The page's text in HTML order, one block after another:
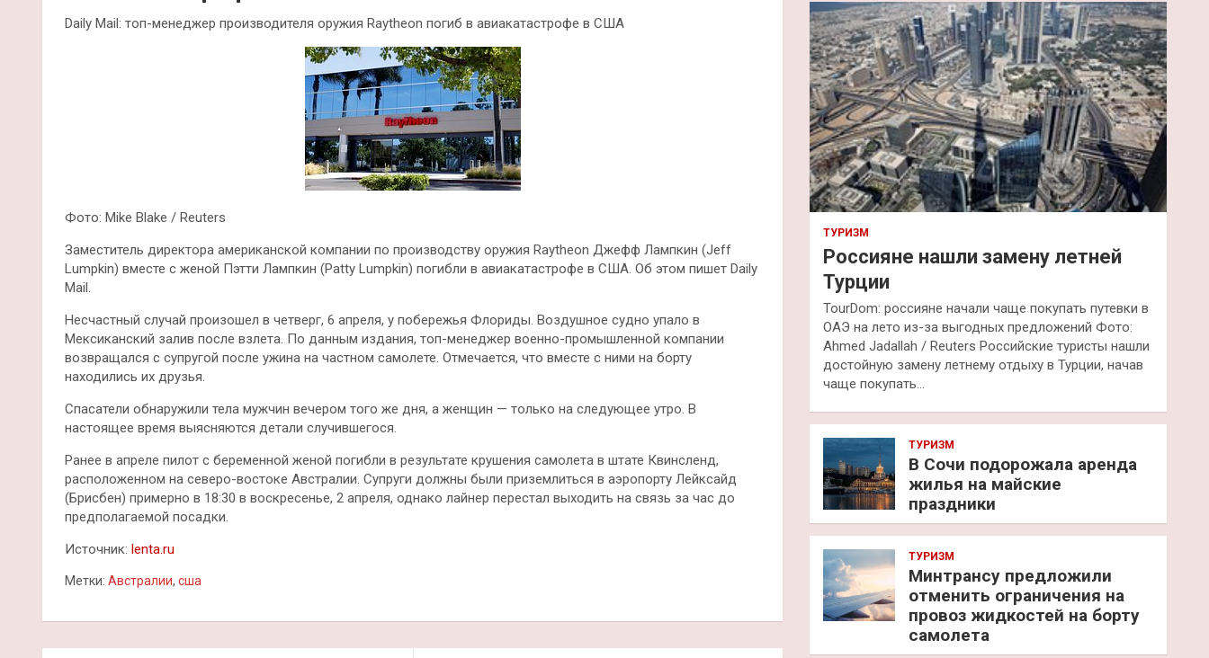
Daily Mail: топ-менеджер производителя оружия Raytheon погиб в авиакатастрофе в США
Фото: Mike Blake / Reuters
Заместитель директора американской компании по производству оружия Raytheon Джефф Лампкин (Jeff
Lumpkin) вместе с женой Пэтти Лампкин (Patty Lumpkin) погибли в авиакатастрофе в США. Об этом пишет Daily
Mail.
Несчастный случай произошел в четверг, 6 апреля, у побережья Флориды. Воздушное судно упало в
Мексиканский залив после взлета. По данным издания, топ-менеджер военно-промышленной компании
возвращался с супругой после ужина на частном самолете. Отмечается, что вместе с ними на борту
находились их друзья.
Спасатели обнаружили тела мужчин вечером того же дня, а женщин — только на следующее утро. В
настоящее время выясняются детали случившегося.
Ранее в апреле пилот с беременной женой погибли в результате крушения самолета в штате Квинсленд,
расположенном на северо-востоке Австралии. Супруги должны были приземлиться в аэропорту Лейксайд
(Брисбен) примерно в 18:30 в воскресенье, 2 апреля, однако лайнер перестал выходить на связь за час до
предполагаемой посадки.
Источник: lenta.ru
Метки: Австралии, сша
к
ТУРИЗМ
Россияне нашли замену летней
Турции
TourDom: россияне начали чаще покупать путевки в
ОАЭ на лето из-за выгодных предложений Фото:
Ahmed Jadallah / Reuters Российские туристы нашли
достойную замену летнему отдыху в Турции, начав
чаще покупать…
ТУРИЗМ
В Сочи подорожала аренда
жилья на майские
праздники
ТУРИЗМ
Минтрансу предложили
отменить ограничения на
провоз жидкостей на борту
самолета